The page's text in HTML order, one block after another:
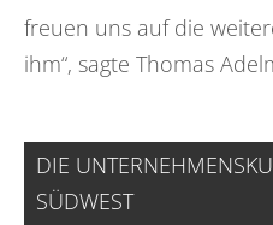
freuen uns auf die
ihm“, sagte Thomas
DIE
SÜDWEST